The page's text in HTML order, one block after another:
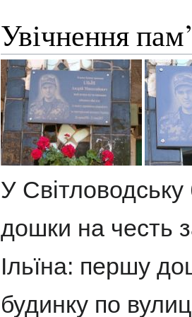
Увічнення
У Світловодську
дошки на честь
Ільїна: першу
будинку по